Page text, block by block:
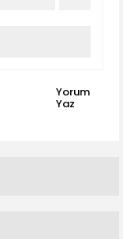
Yorum
Yaz